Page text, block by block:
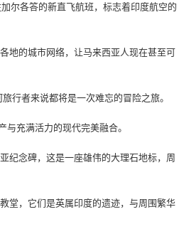
尔各答的新直飞航班，标志着印度航空的
地的城市网络，让马来西亚人现在甚至可
者来说都将是一次难忘的冒险之旅。
充满活力的现代完美融合。
纪念碑，这是一座雄伟的大理石地标，周
堂，它们是英属印度的遗迹，与周围繁华